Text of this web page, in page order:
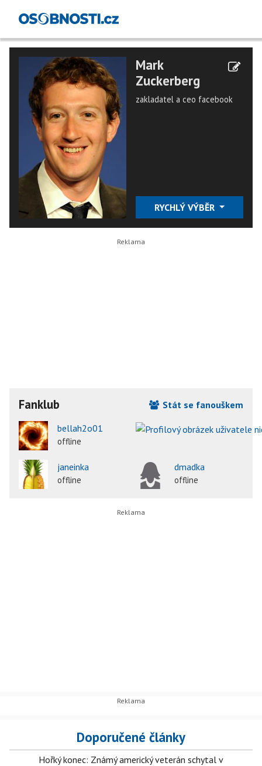
Mark
Zuckerberg
zakladatel a ceo facebook
RYCHLÝ VÝBĚR
Fanklub
Stát se fanouškem
bellah2o01
offline
janeinka
offline
dmadka
offline
Doporučené články
Hořký konec: Známý americký veterán schytal v